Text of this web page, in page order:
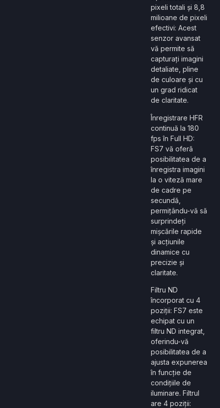
pixeli totali și 8,8
milioane de pixeli
efectivi: Acest
senzor avansat
vă permite să
capturați imagini
detaliate, pline
de culoare și cu
un grad ridicat
de claritate.
Înregistrare HFR
continuă la 180
fps în Full HD:
FS7 vă oferă
posibilitatea de a
înregistra imagini
la o viteză mare
de cadre pe
secundă,
permițându-vă să
surprindeți
mișcările rapide
și acțiunile
dinamice cu
precizie și
claritate.
Filtru ND
încorporat cu 4
poziții: FS7 este
echipat cu un
filtru ND integrat,
oferindu-vă
posibilitatea de a
ajusta expunerea
în funcție de
condițiile de
iluminare. Filtrul
are 4 poziții: